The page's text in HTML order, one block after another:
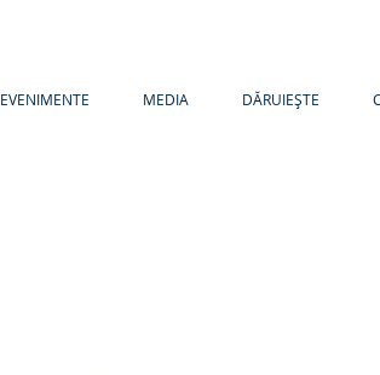
EVENIMENTE MEDIA DĂRUIEȘTE